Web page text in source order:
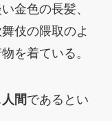
金色の長髪、
伎の隈取のよ
を着ている。
人間であるとい